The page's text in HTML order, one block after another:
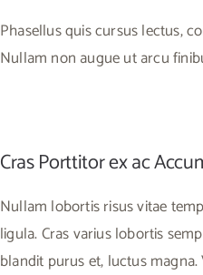
Phasellus quis cursus lectus,
Nullam non augue ut arcu
Cras Porttitor ex ac
Nullam lobortis risus vitae
ligula. Cras varius lobortis
blandit purus et, luctus